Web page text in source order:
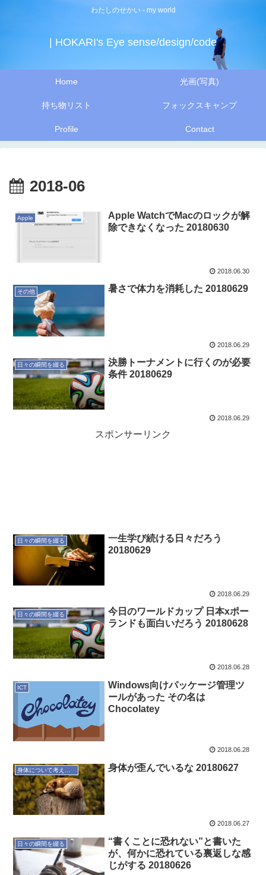
わたしのせかい - my world
| HOKARI's Eye sense/design/code
Home 光画(写真)
持ち物リスト フォックスキャンプ
Profile Contact
2018-06
Apple
Apple WatchでMacのロックが解
除できなくなった 20180630
2018.06.30
その他 暑さで体力を消耗した 20180629
2018.06.29
日々の瞬間を綴る
決勝トーナメントに行くのが必要
条件 20180629
2018.06.29
スポンサーリンク
日々の瞬間を綴る
一生学び続ける日々だろう
20180629
2018.06.29
日々の瞬間を綴る
今日のワールドカップ 日本xポー
ランドも面白いだろう 20180628
2018.06.28
ICT
Windows向けパッケージ管理ツ
ールがあった その名は
Chocolatey
2018.06.28
身体について考えてみる 身体が歪んでいるな 20180627
2018.06.27
日々の瞬間を綴る
“書くことに恐れない”と書いた
が、何かに恐れている裏返しな感
じがする 20180626